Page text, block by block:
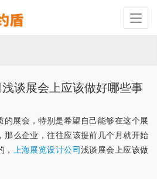
谈展会上应该做好哪些事
的展会，特别是希望自己能够在这个展
那么企业，往往应该提前几个月就开始
上海展览设计公司浅谈展会上应该做